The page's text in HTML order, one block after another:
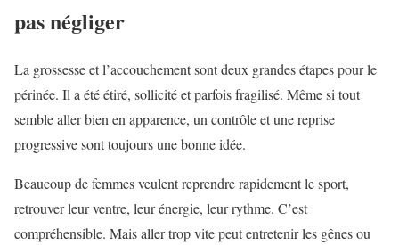
pas négliger
La grossesse et l’accouchement sont deux grandes étapes pour le
périnée. Il a été étiré, sollicité et parfois fragilisé. Même si tout
semble aller bien en apparence, un contrôle et une reprise
progressive sont toujours une bonne idée.
Beaucoup de femmes veulent reprendre rapidement le sport,
retrouver leur ventre, leur énergie, leur rythme. C’est
compréhensible. Mais aller trop vite peut entretenir les gênes ou